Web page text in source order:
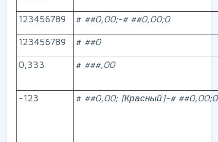
123456789 # ##0,00;-# ##0,00;0
123456789 # ##0
0,333 # ###,00
-123 # ##0,00; [Красный]-# ##0,00;0